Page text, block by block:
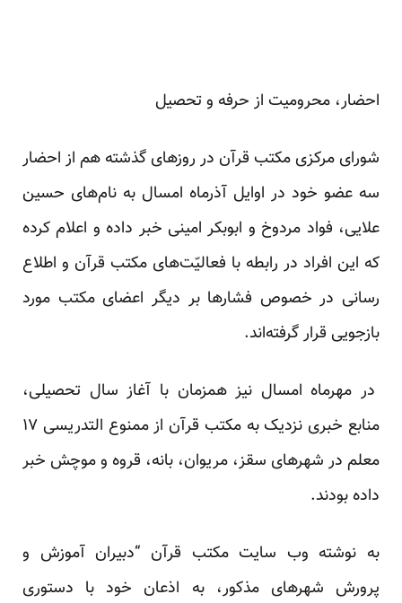
احضار، محرومیت از حرفه و تحصیل
شورای مرکزی مکتب قرآن در روزهای گذشته هم از احضار
سه عضو خود در اوایل آذرماه امسال به نام‌های حسین
علایی، فواد مردوخ و ابوبکر امینی خبر داده و اعلام کرده
که این افراد در رابطه با فعالیّت‌های مکتب قرآن و اطلاع
رسانی در خصوص فشار‌ها بر دیگر اعضای مکتب مورد
بازجویی قرار گرفته‌اند.
در مهرماه امسال نیز همزمان با آغاز سال تحصیلی،
منابع خبری نزدیک به مکتب قرآن از ممنوع التدریسی ۱۷
معلم در شهرهای سقز، مریوان، بانه، قروه و موچش خبر
داده‌ بودند.
به نوشته وب سایت مکتب قرآن “دبیران آموزش و
پرورش شهرهای مذکور، به اذعان خود با دستوری